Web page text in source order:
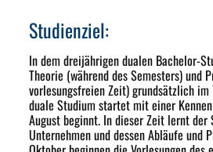
Studienziel:
In dem dreijährigen dualen Bachelor-
Theorie (während des Semesters) und
vorlesungsfreien Zeit) grundsätzlich
duale Studium startet mit einer
August beginnt. In dieser Zeit lernt der
Unternehmen und dessen Abläufe und